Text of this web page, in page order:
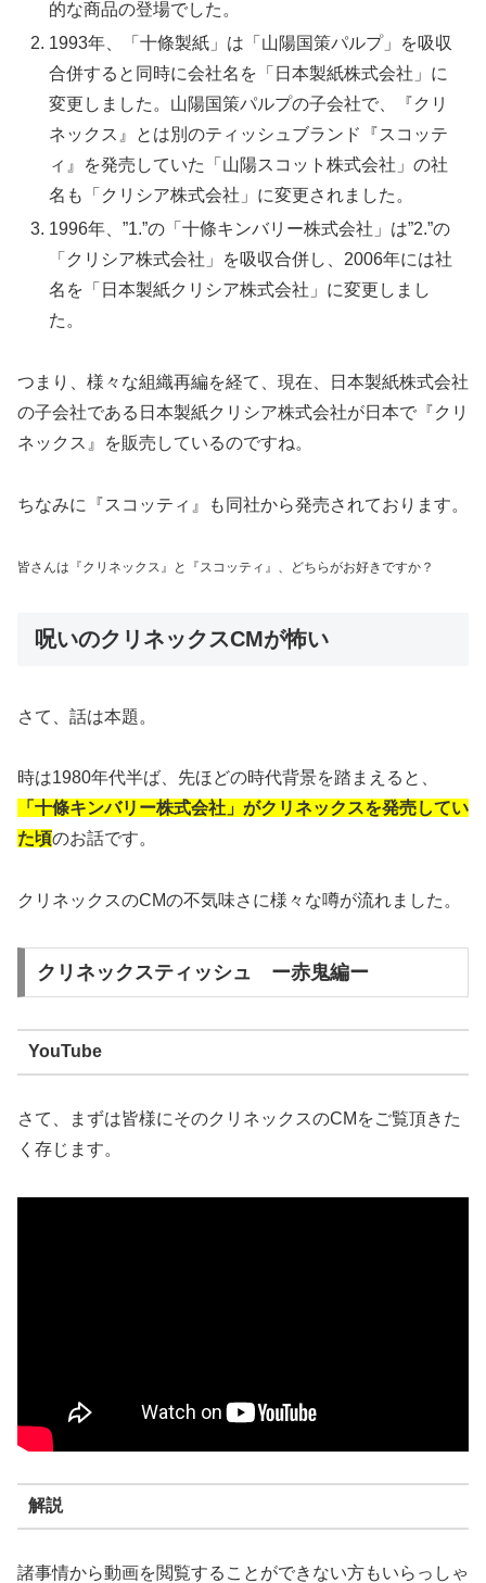
的な商品の登場でした。
1993年、「十條製紙」は「山陽国策パルプ」を吸収
合併すると同時に会社名を「日本製紙株式会社」に
変更しました。山陽国策パルプの子会社で、『クリ
ネックス』とは別のティッシュブランド『スコッテ
ィ』を発売していた「山陽スコット株式会社」の社
名も「クリシア株式会社」に変更されました。
1996年、”1.”の「十條キンバリー株式会社」は”2.”の
「クリシア株式会社」を吸収合併し、2006年には社
名を「日本製紙クリシア株式会社」に変更しまし
た。
つまり、様々な組織再編を経て、現在、日本製紙株式会社
の子会社である日本製紙クリシア株式会社が日本で『クリ
ネックス』を販売しているのですね。
ちなみに『スコッティ』も同社から発売されております。
皆さんは『クリネックス』と『スコッティ』、どちらがお好きですか？
呪いのクリネックスCMが怖い
さて、話は本題。
時は1980年代半ば、先ほどの時代背景を踏まえると、
「十條キンバリー株式会社」がクリネックスを発売してい
た頃のお話です。
クリネックスのCMの不気味さに様々な噂が流れました。
クリネックスティッシュ ー赤鬼編ー
YouTube
さて、まずは皆様にそのクリネックスのCMをご覧頂きた
く存じます。
解説
諸事情から動画を閲覧することができない方もいらっしゃ